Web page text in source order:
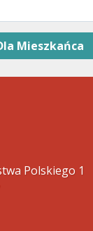
Mieszkańca
Polskiego 1